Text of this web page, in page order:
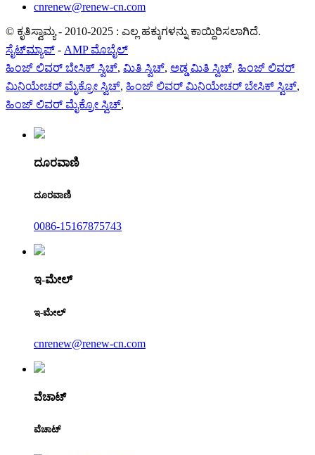
cnrenew@renew-cn.com
© ಕೃತಿಸ್ವಾಮ್ಯ - 2010-2025 : ಎಲ್ಲ ಹಕ್ಕುಗಳನ್ನು ಕಾಯ್ದಿರಿಸಲಾಗಿದೆ.
ಸೈಟ್‌ಮ್ಯಾಪ್ - AMP ಮೊಬೈಲ್
ಹಿಂಜ್ ಲಿವರ್ ಬೇಸಿಕ್ ಸ್ವಿಚ್, ಮಿತಿ ಸ್ವಿಚ್, ಅಡ್ಡ ಮಿತಿ ಸ್ವಿಚ್, ಹಿಂಜ್ ಲಿವರ್
ಮಿನಿಯೇಚರ್ ಮೈಕ್ರೋ ಸ್ವಿಚ್, ಹಿಂಜ್ ಲಿವರ್ ಮಿನಿಯೇಚರ್ ಬೇಸಿಕ್ ಸ್ವಿಚ್,
ಹಿಂಜ್ ಲಿವರ್ ಮೈಕ್ರೋ ಸ್ವಿಚ್,
ದೂರವಾಣಿ
ದೂರವಾಣಿ
0086-15167875743
ಇ-ಮೇಲ್
ಇ-ಮೇಲ್
cnrenew@renew-cn.com
ವೆಚಾಟ್
ವೆಚಾಟ್